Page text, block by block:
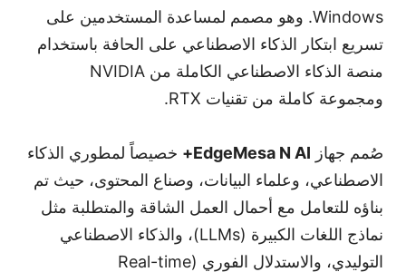
Windows. وهو مصمم لمساعدة المستخدمين على
تسريع ابتكار الذكاء الاصطناعي على الحافة باستخدام
منصة الذكاء الاصطناعي الكاملة من NVIDIA
ومجموعة كاملة من تقنيات RTX.
صُمم جهاز EdgeMesa N AI+
خصيصاً لمطوري الذكاء
الاصطناعي، وعلماء البيانات، وصناع المحتوى، حيث تم
بناؤه للتعامل مع أحمال العمل الشاقة والمتطلبة مثل
نماذج اللغات الكبيرة (LLMs)، والذكاء الاصطناعي
التوليدي، والاستدلال الفوري (Real-time